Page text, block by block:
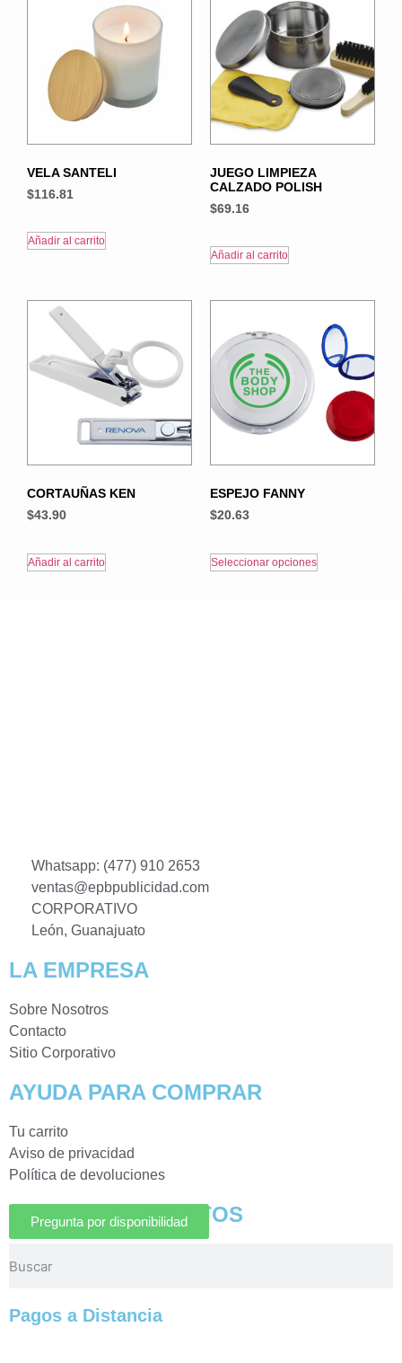
VELA SANTELI
$116.81
Añadir al carrito
JUEGO LIMPIEZA
CALZADO POLISH
$69.16
Añadir al carrito
CORTAUÑAS KEN
$43.90
Añadir al carrito
ESPEJO FANNY
$20.63
Seleccionar opciones
Whatsapp: (477) 910 2653
ventas@epbpublicidad.com
CORPORATIVO
León, Guanajuato
LA EMPRESA
Sobre Nosotros
Contacto
Sitio Corporativo
AYUDA PARA COMPRAR
Tu carrito
Aviso de privacidad
Política de devoluciones
BUSCAR PRODUCTOS
Pagos a Distancia
Pregunta por disponibilidad